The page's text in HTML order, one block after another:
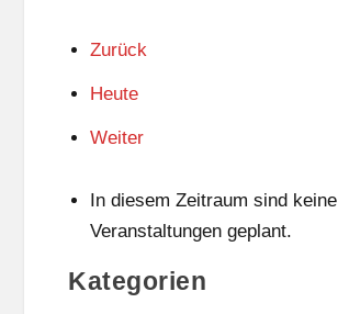
Zurück
Heute
Weiter
In diesem Zeitraum sind keine
Veranstaltungen geplant.
Kategorien